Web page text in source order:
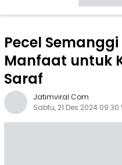
Menu
Pecel
Manfaat untuk
Saraf
Jatimviral.com
Sabtu, 21 Des 2024 09:30